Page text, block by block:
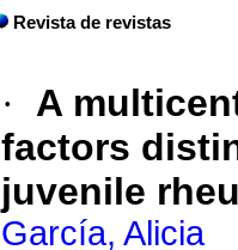
Revista de revistas
·
A
factors
juvenile
García, Alicia